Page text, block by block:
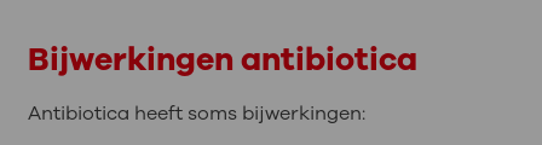
Bijwerkingen antibiotica
Antibiotica heeft soms bijwerkingen: